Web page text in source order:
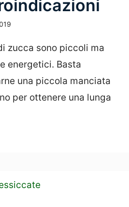
zucca sono piccoli ma
energetici. Basta
una piccola manciata
per ottenere una lunga